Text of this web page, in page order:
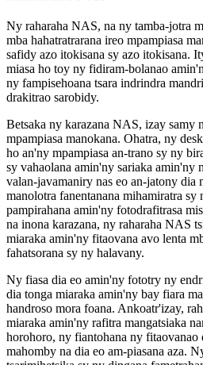
Ny raharaha NAS, na ny tamba-jotra
mba hahatratrarana ireo mpampiasa
safidy azo itokisana sy azo itokisana.
miasa ho toy ny fidiram-bolanao
ny fampisehoana tsara indrindra
drakitrao sarobidy.
Betsaka ny karazana NAS, izay
mpampiasa manokana. Ohatra, ny
ho an'ny mpampiasa an-trano sy ny
sy vahaolana amin'ny sariaka amin'ny
valan-javamaniry nas eo an-jatony dia
manolotra fanentanana mihamiratra
pampirahana amin'ny fotodrafitrasa
na inona karazana, ny raharaha NAS
miaraka amin'ny fitaovana avo lenta
fahatsorana sy ny halavany.
Ny fiasa dia eo amin'ny fototry ny
dia tonga miaraka amin'ny bay fiara
handroso mora foana. Ankoatr'izay,
miaraka amin'ny rafitra mangatsiaka
horohoro, ny fiantohana ny fitaovanao
mahomby na dia eo am-piasana aza.